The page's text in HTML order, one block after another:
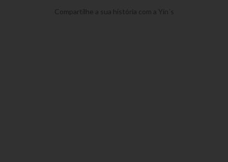
Compartilhe a sua história com a Yin´s